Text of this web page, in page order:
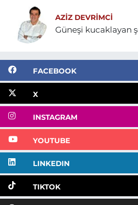
AZIZ DEVRIMCI
Güneşi kucaklayan
FACEBOOK
X
INSTAGRAM
YOUTUBE
LINKEDIN
TIKTOK